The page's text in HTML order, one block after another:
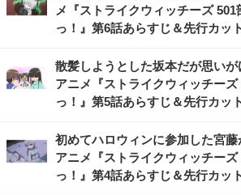
メ『ストライクウィッチーズ
っ！』第6話あらすじ＆先行カッ
散髪しようとした坂本だが思い
アニメ『ストライクウィッチー
っ！』第5話あらすじ＆先行カッ
初めてハロウィンに参加した宮
アニメ『ストライクウィッチー
っ！』第4話あらすじ＆先行カッ